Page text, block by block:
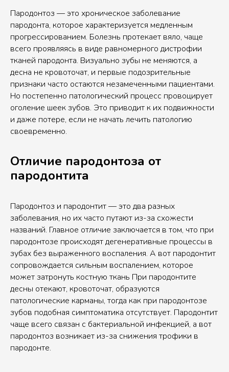
Пародонтоз — это хроническое заболевание
пародонта, которое характеризуется медленным
прогрессированием. Болезнь протекает вяло, чаще
всего проявляясь в виде равномерного дистрофии
тканей пародонта. Визуально зубы не меняются, а
десна не кровоточат, и первые подозрительные
признаки часто остаются незамеченными пациентами.
Но постепенно патологический процесс провоцирует
оголение шеек зубов. Это приводит к их подвижности
и даже потере, если не начать лечить патологию
своевременно.
Отличие пародонтоза от
пародонтита
Пародонтоз и пародонтит — это два разных
заболевания, но их часто путают из-за схожести
названий. Главное отличие заключается в том, что при
пародонтозе происходят дегенеративные процессы в
зубах без выраженного воспаления. А вот пародонтит
сопровождается сильным воспалением, которое
может затронуть костную ткань При пародонтите
десны отекают, кровоточат, образуются
патологические карманы, тогда как при пародонтозе
зубов подобная симптоматика отсутствует. Пародонтит
чаще всего связан с бактериальной инфекцией, а вот
пародонтоз возникает из-за снижения трофики в
пародонте.